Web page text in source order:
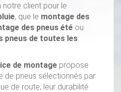
notre client pour le
, que le montage des
des pneus été ou
pneus de toutes les
de montage propose
de pneus sélectionnés par
de route, leur durabilité